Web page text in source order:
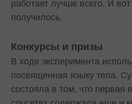
работает лучше всего. И вот
получилось.
Конкурсы и призы
В ходе эксперимента
посвященная языку тела.
состояла в том, что первая